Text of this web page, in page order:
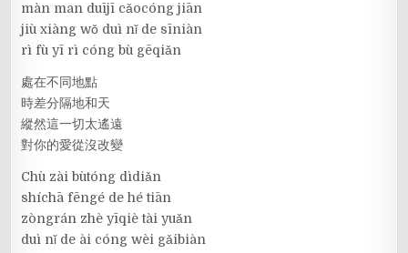
màn man duījī cǎocóng jiān
jiù xiàng wǒ duì nǐ de sīniàn
rì fù yī rì cóng bù gēqiǎn
處在不同地點
時差分隔地和天
縱然這一切太遙遠
對你的愛從沒改變
Chù zài bùtóng dìdiǎn
shíchā fēngé de hé tiān
zòngrán zhè yīqiè tài yuǎn
duì nǐ de ài cóng wèi gǎibiàn